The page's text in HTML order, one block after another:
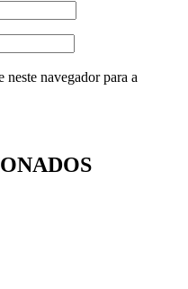
navegador para a